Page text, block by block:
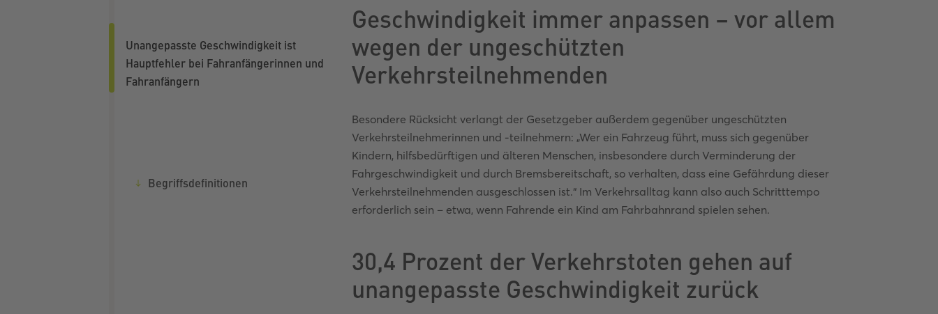
Unangepasste Geschwindigkeit ist
Hauptfehler bei Fahranfängerinnen und
Fahranfängern
Begriffsdefinitionen
Geschwindigkeit immer anpassen – vor allem
wegen der ungeschützten
Verkehrsteilnehmenden
Besondere Rücksicht verlangt der Gesetzgeber außerdem gegenüber ungeschützten
Verkehrsteilnehmerinnen und -teilnehmern: „Wer ein Fahrzeug führt, muss sich gegenüber
Kindern, hilfsbedürftigen und älteren Menschen, insbesondere durch Verminderung der
Fahrgeschwindigkeit und durch Bremsbereitschaft, so verhalten, dass eine Gefährdung dieser
Verkehrsteilnehmenden ausgeschlossen ist.“ Im Verkehrsalltag kann also auch Schritttempo
erforderlich sein – etwa, wenn Fahrende ein Kind am Fahrbahnrand spielen sehen.
30,4 Prozent der Verkehrstoten gehen auf
unangepasste Geschwindigkeit zurück